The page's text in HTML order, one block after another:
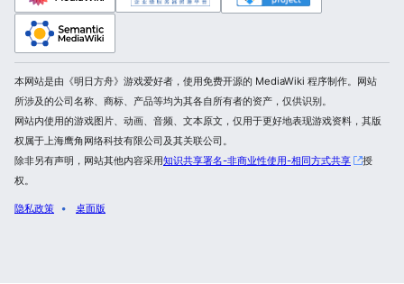
本网站是由《明日方舟》游戏爱好者，使用免费开源的 MediaWiki 程序制作。网站
所涉及的公司名称、商标、产品等均为其各自所有者的资产，仅供识别。
网站内使用的游戏图片、动画、音频、文本原文，仅用于更好地表现游戏资料，其版
权属于上海鹰角网络科技有限公司及其关联公司。
除非另有声明，网站其他内容采用知识共享署名-非商业性使用-相同方式共享
授
权。
隐私政策 桌面版